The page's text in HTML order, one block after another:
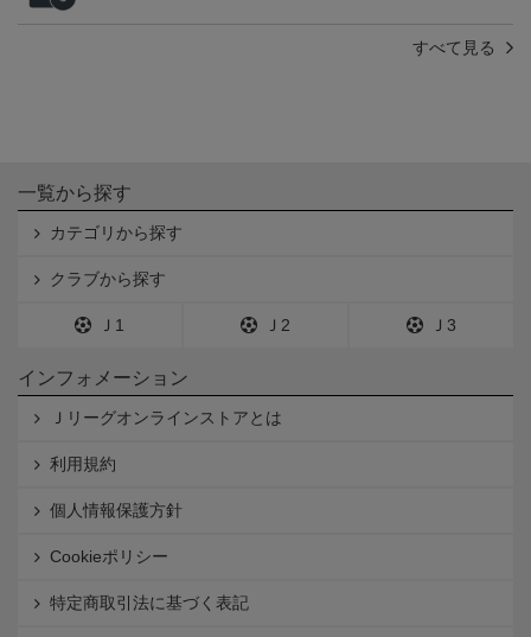
すべて見る
一覧から探す
カテゴリから探す
クラブから探す
Ｊ1 Ｊ2 Ｊ3
インフォメーション
Ｊリーグオンラインストアとは
利用規約
個人情報保護方針
Cookieポリシー
特定商取引法に基づく表記